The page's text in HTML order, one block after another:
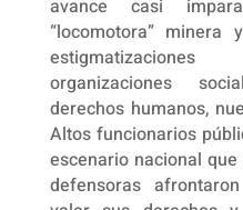
avance casi
“locomotora” minera
organizaciones
derechos humanos,
Altos funcionarios
escenario nacional
defensoras